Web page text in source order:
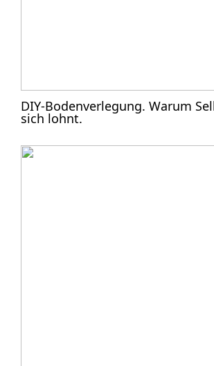
DIY-Bodenverlegung. Warum
sich lohnt.